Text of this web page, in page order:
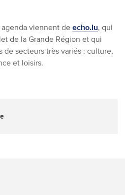
viennent de echo.lu, qui
de la Grande Région et qui
de secteurs très variés : culture,
et loisirs.